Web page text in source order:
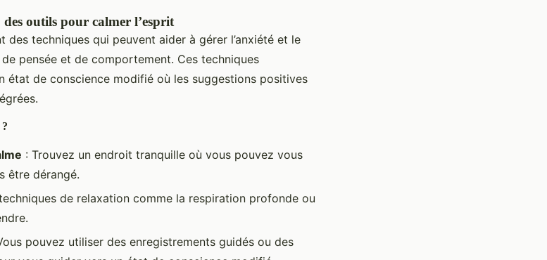
outils pour calmer l’esprit
des techniques qui peuvent aider à gérer l’anxiété et le
pensée et de comportement. Ces techniques
état de conscience modifié où les suggestions positives
: Trouvez un endroit tranquille où vous pouvez vous
être dérangé.
de relaxation comme la respiration profonde ou
pouvez utiliser des enregistrements guidés ou des